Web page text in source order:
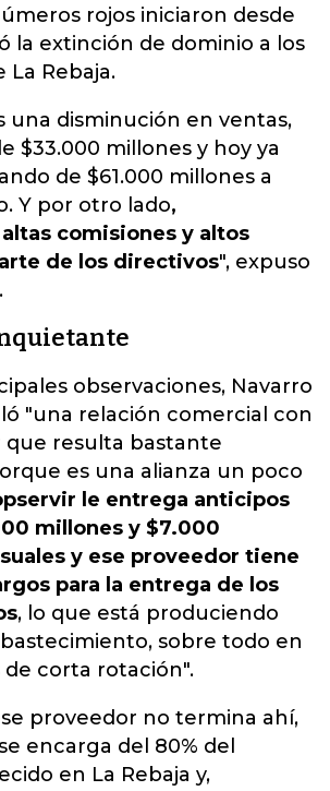
rojos iniciaron desde
la extinción de dominio a los
La Rebaja.
una disminución en ventas,
$33.000 millones y hoy ya
de $61.000 millones a
Y por otro lado,
comisiones y altos
de los directivos", expuso
observaciones, Navarro
"una relación comercial con
resulta bastante
es una alianza un poco
le entrega anticipos
millones y $7.000
y ese proveedor tiene
para la entrega de los
, lo que está produciendo
sobre todo en
de corta rotación".
proveedor no termina ahí,
encarga del 80% del
en La Rebaja y,